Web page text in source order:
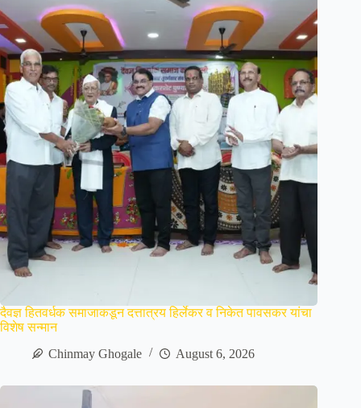
दैवज्ञ हितवर्धक समाजाकडून दत्तात्रय हिर्लेकर व निकेत पावसकर यांचा
विशेष सन्मान
Chinmay Ghogale
August 6, 2026